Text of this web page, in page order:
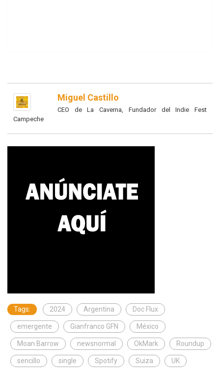
Miguel Castillo
CEO de La Caverna, Fundador del Indie Fest
Campeche
Tags: 2024 Argentina Doc Flux
emergente Gianfranco GFN México
Moan Barrow newsnormal OkMark Roundup
sencillo single Spotify Suiza UK